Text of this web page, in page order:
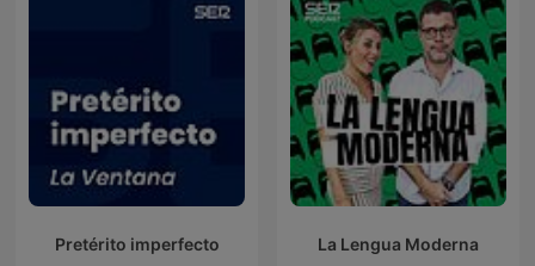
Pretérito imperfecto La Lengua Moderna